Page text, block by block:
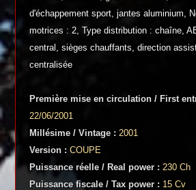
d'échappement sport, jantes aluminium,
motrices : 2, Type distribution : chaîne,
central, sièges chauffants, direction
centralisée
Première mise en circulation / First
22/06/2001
Millésime / Vintage :2001
Version :COUPE
Puissance réelle / Real power :230 Ch
Puissance fiscale / Tax power : 15 Cv